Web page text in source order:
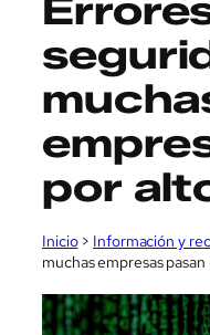
por
Inicio> Información y
muchas empresas